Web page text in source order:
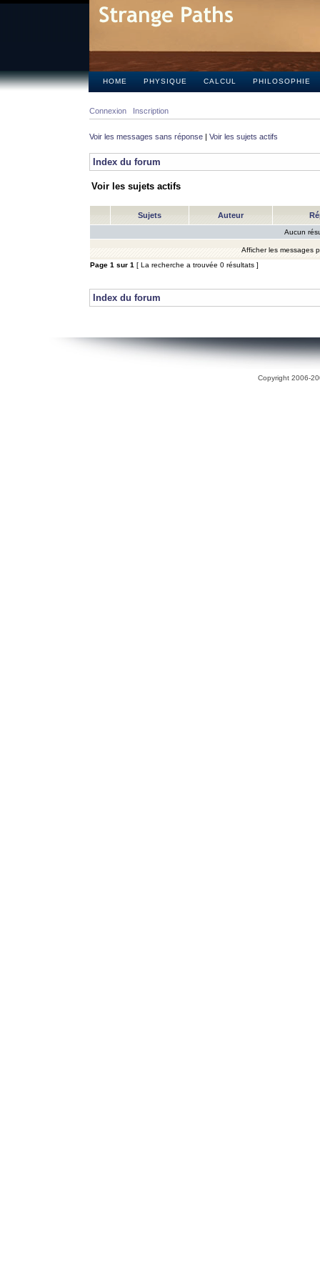
HOME PHYSIQUE CALCUL PHILOSOPHIE
Connexion Inscription
Voir les messages sans réponse | Voir les sujets actifs
Index du forum
Voir les sujets actifs
Sujets Auteur
Aucun
Afficher les messages
Page 1 sur 1 [ La recherche a trouvée 0 résultats ]
Index du forum
Copyright 2006-